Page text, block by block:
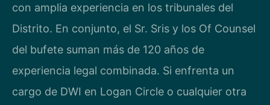
con amplia experiencia en los tribunales del
Distrito. En conjunto, el Sr. Sris y los Of Counsel
del bufete suman más de 120 años de
experiencia legal combinada. Si enfrenta un
cargo de DWI en Logan Circle o cualquier otra